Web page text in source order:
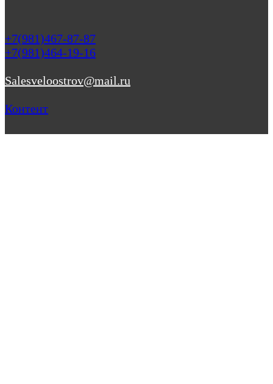
+7(981)467-87-87
+7(981)464-19-16
Salesveloostrov@mail.ru
Контент